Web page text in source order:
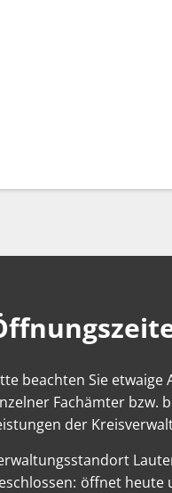
beachten Sie
Fachämter bzw.
der
um weitereöffnet heute